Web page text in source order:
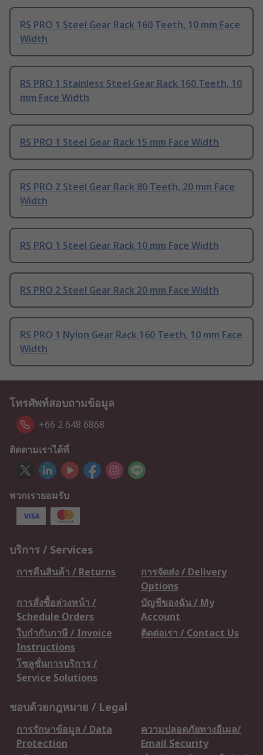
RS PRO 1 Steel Gear Rack 160 Teeth, 10 mm Face
Width
RS PRO 1 Stainless Steel Gear Rack 160 Teeth, 10
mm Face Width
RS PRO 1 Steel Gear Rack 15 mm Face Width
RS PRO 2 Steel Gear Rack 80 Teeth, 20 mm Face
Width
RS PRO 1 Steel Gear Rack 10 mm Face Width
RS PRO 2 Steel Gear Rack 20 mm Face Width
RS PRO 1 Nylon Gear Rack 160 Teeth, 10 mm Face
Width
โทรศัพท์สอบถามข้อมูล
+66 2 648 6868
ติดตามเราได้ที่
พวกเรายอมรับ
บริการ / Services
การคืนสินค้า / Returns
การจัดส่ง / Delivery
Options
การสั่งซื้อล่วงหน้า /
Schedule Orders
บัญชีของฉัน / My
Account
ใบกำกับภาษี / Invoice
Instructions
ติดต่อเรา / Contact Us
โซลูชั่นการบริการ /
Service Solutions
ชอบด้วยกฎหมาย / Legal
การรักษาข้อมูล / Data
Protection
ความปลอดภัยทางอีเมล/
Email Security